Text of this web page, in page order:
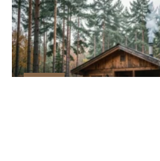
MAISON